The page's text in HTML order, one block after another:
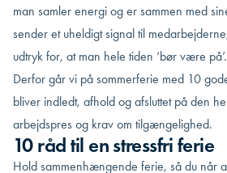
man samler energi og er sammen med
sender et uheldigt signal til
udtryk for, at man hele tiden ‘bør være på’.
Derfor går vi på sommerferie med 10
bliver indledt, afhold og afsluttet på den
arbejdspres og krav om tilgængelighed.
10 råd til en stressfri ferie
Hold sammenhængende ferie, så du når